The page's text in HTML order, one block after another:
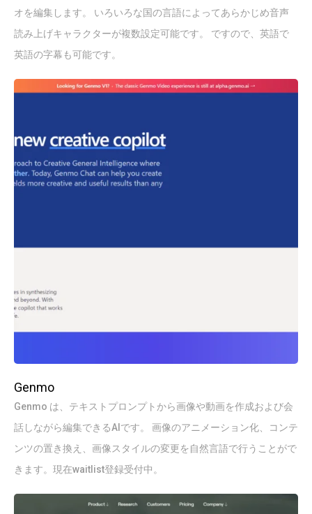
オを編集します。 いろいろな国の言語によってあらかじめ音声
読み上げキャラクターが複数設定可能です。 ですので、英語で
英語の字幕も可能です。
Genmo
Genmo は、テキストプロンプトから画像や動画を作成および会
話しながら編集できるAIです。 画像のアニメーション化、コンテ
ンツの置き換え、画像スタイルの変更を自然言語で行うことがで
きます。現在waitlist登録受付中。